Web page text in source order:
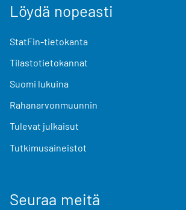
Löydä nopeasti
StatFin-tietokanta
Tilastotietokannat
Suomi lukuina
Rahanarvonmuunnin
Tulevat julkaisut
Tutkimusaineistot
Seuraa meitä